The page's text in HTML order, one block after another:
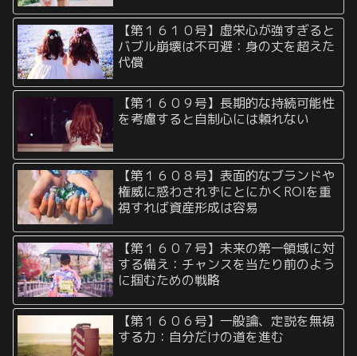
【第１６１０号】虚栄心が強すぎると
バブル崩壊は不可避：身の丈を超えた
代償
【第１６０９号】長期的な持続可能性
を考慮すると自制心には頼れない
【第１６０８号】表面的なブランドや
権威に惑わされずにとにかくROIを重
視すれば資産形成は容易
【第１６０７号】未来の第一領域に対
する備え：チャンスを当たり前のよう
に掴むための戦略
【第１６０６号】一般論、定説を無視
する力：自分だけの道を進む